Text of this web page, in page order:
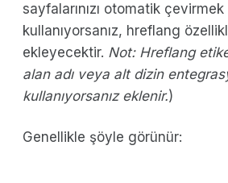
sayfalarınızı otomatik
kullanıyorsanız, hreflang
ekleyecektir. Not: Hreflang
alan adı veya alt dizin
kullanıyorsanız eklenir.)
Genellikle şöyle görünür: